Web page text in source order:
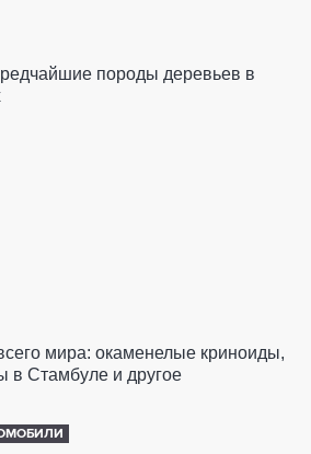
редчайшие породы деревьев в
мира: окаменелые криноиды,
в Стамбуле и другое